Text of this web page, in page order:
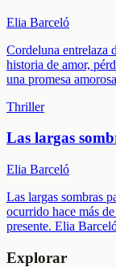
Elia Barceló
Cordeluna entrelaza
historia de amor,
una promesa
Thriller
Las largas
Elia Barceló
Las largas sombras
ocurrido hace más
presente. Elia
Explorar